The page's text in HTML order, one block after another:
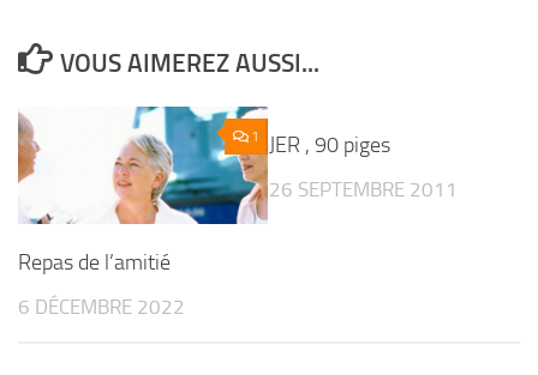
VOUS AIMEREZ AUSSI...
1
Repas de l’amitié
6 DÉCEMBRE 2022
JER , 90 piges
26 SEPTEMBRE 2011